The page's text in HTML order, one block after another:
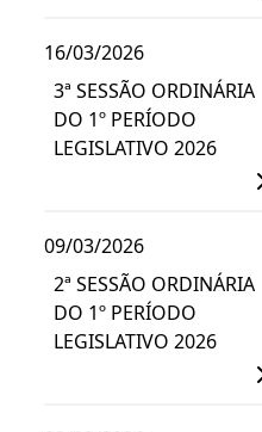
16/03/2026
3ª SESSÃO ORDINÁRIA
DO 1º PERÍODO
LEGISLATIVO 2026
09/03/2026
2ª SESSÃO ORDINÁRIA
DO 1º PERÍODO
LEGISLATIVO 2026